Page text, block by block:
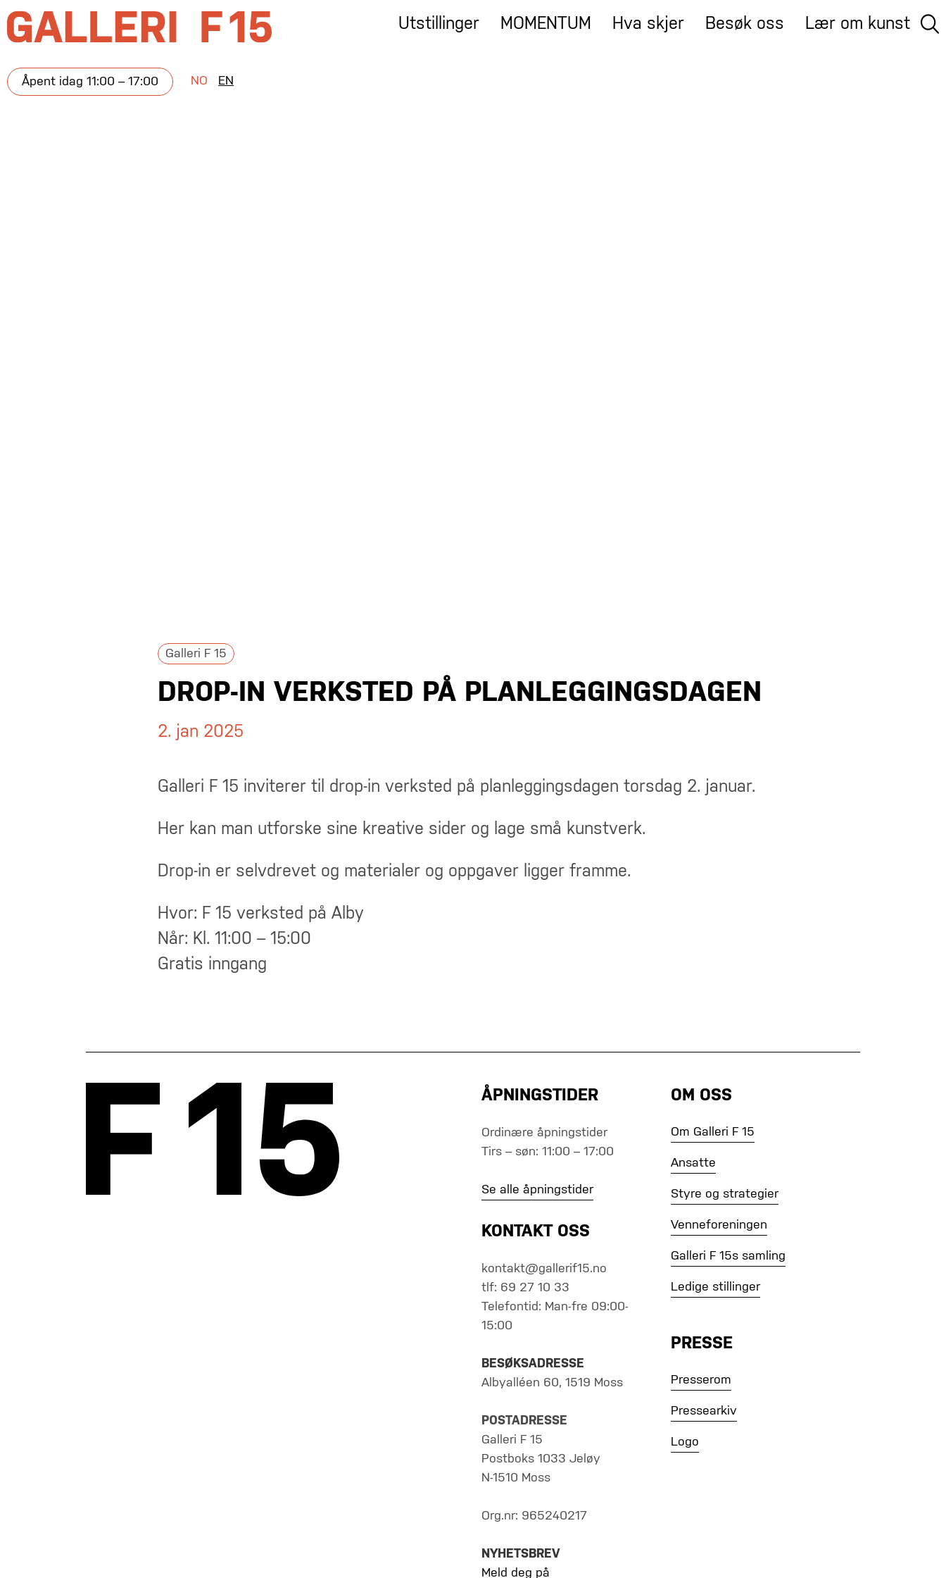
Utstillinger MOMENTUM Hva skjer Besøk oss Lær om kunst
Åpent idag 11:00 – 17:00 NO EN
Galleri F 15
DROP-IN VERKSTED PÅ PLANLEGGINGSDAGEN
2. jan 2025
Galleri F 15 inviterer til drop-in verksted på planleggingsdagen torsdag 2. januar.
Her kan man utforske sine kreative sider og lage små kunstverk.
Drop-in er selvdrevet og materialer og oppgaver ligger framme.
Hvor: F 15 verksted på Alby
Når: Kl. 11:00 – 15:00
Gratis inngang
ÅPNINGSTIDER
Ordinære åpningstider
Tirs – søn: 11:00 – 17:00
Se alle åpningstider
KONTAKT OSS
kontakt@gallerif15.no
tlf: 69 27 10 33
Telefontid: Man-fre 09:00-
15:00
BESØKSADRESSE
Albyalléen 60, 1519 Moss
POSTADRESSE
Galleri F 15
Postboks 1033 Jeløy
N-1510 Moss
Org.nr: 965240217
NYHETSBREV
Meld deg på
OM OSS
Om Galleri F 15
Ansatte
Styre og strategier
Venneforeningen
Galleri F 15s samling
Ledige stillinger
PRESSE
Presserom
Pressearkiv
Logo